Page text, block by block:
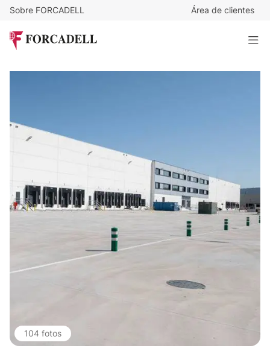
Sobre FORCADELL Área de clientes
Nave logística en alquiler de 20.427 m² - Azuqueca de
Henares, Guadalajara
104 fotos